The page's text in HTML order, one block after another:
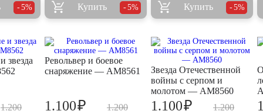
5% Купить 5% Купить 5%
звезда
1.200
Револьвер и боевое
снаряжение — AM8561
1.200
1.100₽
Звезда Отечественной
войны с серпом и
молотом — AM8560
1.200
1.100₽